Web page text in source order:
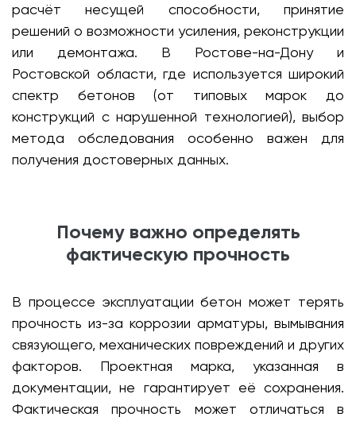
расчёт несущей способности, принятие
решений о возможности усиления, реконструкции
или демонтажа. В Ростове-на-Дону и
Ростовской области, где используется широкий
спектр бетонов (от типовых марок до
конструкций с нарушенной технологией), выбор
метода обследования особенно важен для
получения достоверных данных.
Почему важно определять
фактическую прочность
В процессе эксплуатации бетон может терять
прочность из-за коррозии арматуры, вымывания
связующего, механических повреждений и других
факторов. Проектная марка, указанная в
документации, не гарантирует её сохранения.
Фактическая прочность может отличаться в